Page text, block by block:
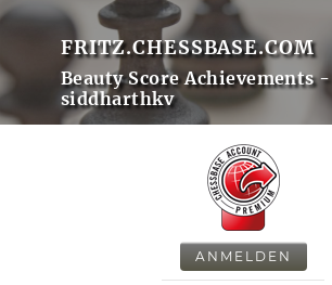
FRITZ.CHESSBASE.COM
Beauty Score Achievements -
siddharthkv
ANMELDEN